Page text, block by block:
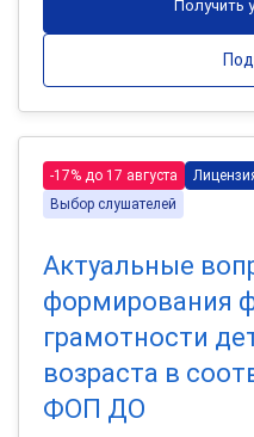
Получить
-17% до 17 августа
Выбор слушателей
Актуальные
формирования
грамотности
возраста в
ФОП ДО